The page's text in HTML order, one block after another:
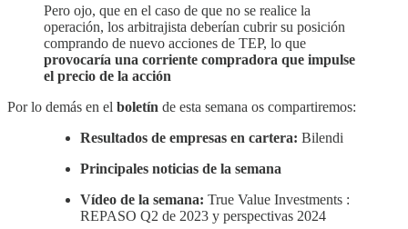
Pero ojo, que en el caso de que no se realice la
operación, los arbitrajista deberían cubrir su posición
comprando de nuevo acciones de TEP, lo que
provocaría una corriente compradora que impulse
el precio de la acción
Por lo demás en el boletín de esta semana os compartiremos:
Resultados de empresas en cartera: Bilendi
Principales noticias de la semana
Vídeo de la semana: True Value Investments :
REPASO Q2 de 2023 y perspectivas 2024